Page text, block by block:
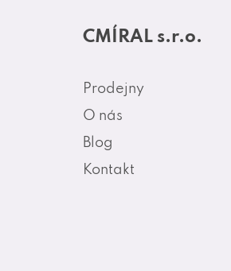
CMÍRAL s.r.o.
Prodejny
O nás
Blog
Kontakt